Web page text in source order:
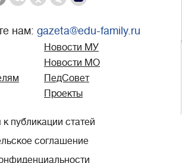
нам: gazeta@edu-family.ru
Новости МУ
Новости МО
ПедСовет
Проекты
публикации статей
соглашение